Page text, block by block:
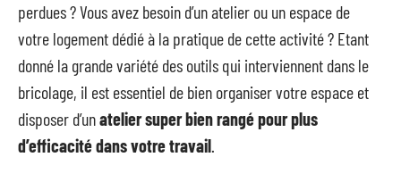
perdues ? Vous avez besoin d’un atelier ou un espace de
votre logement dédié à la pratique de cette activité ? Etant
donné la grande variété des outils qui interviennent dans le
bricolage, il est essentiel de bien organiser votre espace et
disposer d’unatelier super bien rangé pour plus
d’efficacité dans votre travail.